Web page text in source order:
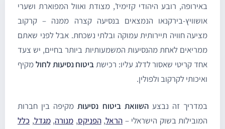
רובע היהודי קזימיז', מצודת ואוול המפוארת ושערי
בירקנאו הנמצאים בנסיעה קצרה ממנה – קרקוב
חוויה תיירותית עמוקה ובלתי נשכחת. אבל לפני שאתם
לאחת מהנסיעות המשמעותיות ביותר בחיים, יש צעד
קריטי שאסור לדלג עליו: רכישתביטוח נסיעות לחולמקיף
לקרקוב ולפולין.
זה נבצע השוואת ביטוח נסיעותמקיפה בין חברות
בשוק הישראלי –הראל,הפניקס,מנורה ,מגדל,כלל